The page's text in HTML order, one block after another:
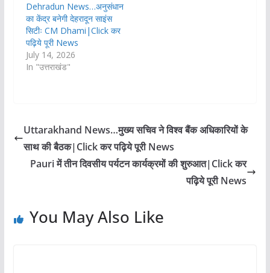
Dehradun News…अनुसंधान
का केंद्र बनेगी देहरादून साइंस
सिटीः CM Dhami|Click कर
पढ़िये पूरी News
July 14, 2026
In "उत्तराखंड"
Uttarakhand News…मुख्य सचिव ने विश्व बैंक अधिकारियों के
साथ की बैठक|Click कर पढ़िये पूरी News
Pauri में तीन दिवसीय पर्यटन कार्यक्रमों की शुरुआत|Click कर
पढ़िये पूरी News
You May Also Like